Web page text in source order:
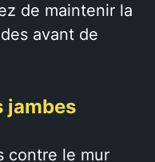
de maintenir la
avant de
jambes
contre le mur